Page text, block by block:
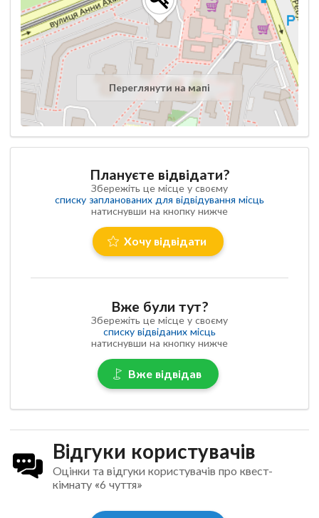
Переглянути на мапі
Плануєте відвідати?
Збережіть це місце у своєму
списку запланованих для відвідування місць
натиснувши на кнопку нижче
Хочу відвідати
Вже були тут?
Збережіть це місце у своєму
списку відвіданих місць
натиснувши на кнопку нижче
Вже відвідав
Відгуки користувачів
Оцінки та відгуки користувачів про квест-
кімнату «6 чуття»